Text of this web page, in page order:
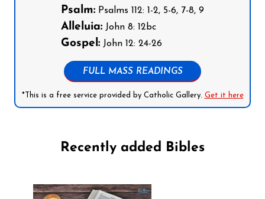
Psalm: Psalms 112: 1-2, 5-6, 7-8, 9
Alleluia: John 8: 12bc
Gospel: John 12: 24-26
FULL MASS READINGS
*This is a free service provided by Catholic Gallery. Get it here
Recently added Bibles